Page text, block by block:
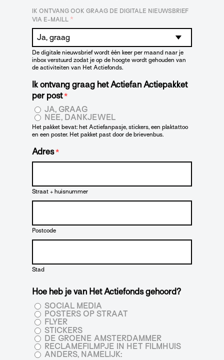
IK ONTVANG OOK GRAAG DE DIGITALE NIEUWSBRIEF
VIA E-MAILL *
De digitale nieuwsbrief wordt één keer per maand naar je
inbox verstuurd zodat je op de hoogte wordt gehouden van
de activiteiten van Het Actiefonds.
Ik ontvang graag het Actiefan Actiepakket
per post *
JA, GRAAG
NEE, DANKJEWEL
Het pakket bevat: het Actiefanpasje, stickers, een plaktattoo
en een poster. Het pakket past door de brievenbus.
Adres *
Straat + huisnummer
Postcode
Stad
Hoe heb je van Het Actiefonds gehoord?
SOCIAL MEDIA
POSTERS OP STRAAT
FLYER
STICKERS
DE GROENE AMSTERDAMMER
RECLAMEFILMPJE IN HET FILMHUIS
ANDERS, NAMELIJK: